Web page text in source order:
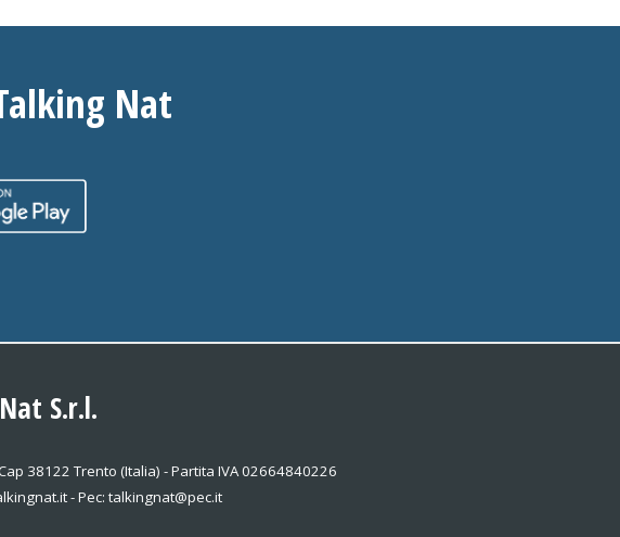
Nat
S.r.l.
38122 Trento (Italia) - Partita IVA 02664840226
- Pec: talkingnat@pec.it